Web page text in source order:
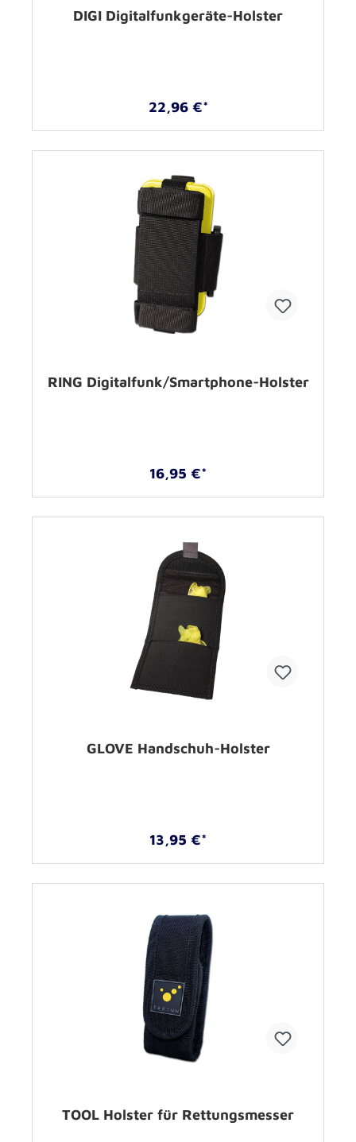
DIGI Digitalfunkgeräte-Holster
22,96 €*
RING Digitalfunk/Smartphone-Holster
16,95 €*
GLOVE Handschuh-Holster
13,95 €*
TOOL Holster für Rettungsmesser